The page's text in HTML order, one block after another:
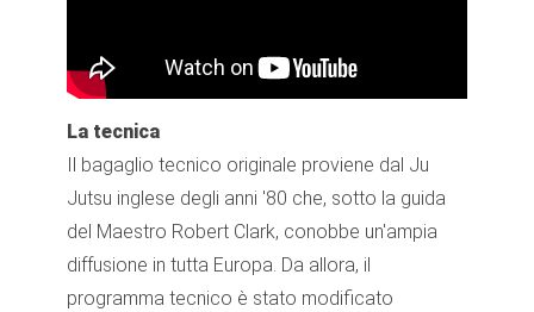
La tecnica
Il bagaglio tecnico originale proviene dal Ju
Jutsu inglese degli anni '80 che, sotto la guida
del Maestro Robert Clark, conobbe un'ampia
diffusione in tutta Europa. Da allora, il
programma tecnico è stato modificato